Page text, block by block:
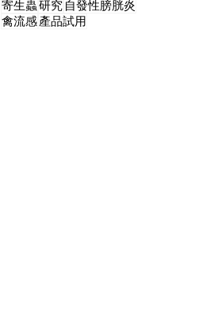
寄生蟲研究 自發性膀胱炎
禽流感產品試用